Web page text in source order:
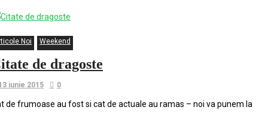
Noi Weekend
de dragoste
iunie 2015 0
de frumoase au fost si cat de actuale au ramas – noi va punem la